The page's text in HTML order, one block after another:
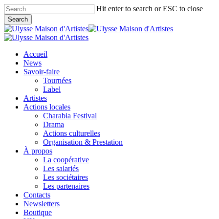
Skip
to
main
content
Hit enter to search or ESC to close
Search
Close
Search
search
Menu
Accueil
News
Savoir-faire
Tournées
Label
Artistes
Actions locales
Charabia Festival
Drama
Actions culturelles
Organisation & Prestation
À propos
La coopérative
Les salariés
Les sociétaires
Les partenaires
Contacts
Newsletters
Boutique